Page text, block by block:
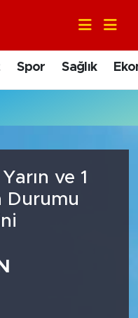
Spor Sağlık
ve 1
Durumu